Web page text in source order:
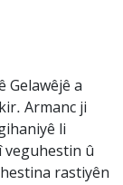
Gelawêjê a
Armanc ji
li
veguhestin û
rastiyên